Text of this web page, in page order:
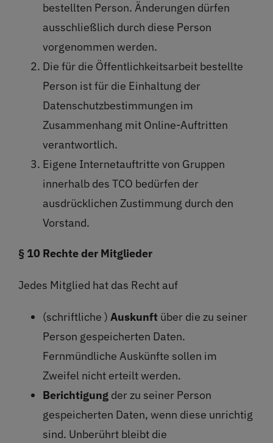
bestellten Person. Änderungen dürfen
ausschließlich durch diese Person
vorgenommen werden.
Die für die Öffentlichkeitsarbeit bestellte
Person ist für die Einhaltung der
Datenschutzbestimmungen im
Zusammenhang mit Online-Auftritten
verantwortlich.
Eigene Internetauftritte von Gruppen
innerhalb des TCO bedürfen der
ausdrücklichen Zustimmung durch den
Vorstand.
§ 10 Rechte der Mitglieder
Jedes Mitglied hat das Recht auf
(schriftliche ) Auskunftüber die zu seiner
Person gespeicherten Daten.
Fernmündliche Auskünfte sollen im
Zweifel nicht erteilt werden.
Berichtigungder zu seiner Person
gespeicherten Daten, wenn diese unrichtig
sind. Unberührt bleibt die